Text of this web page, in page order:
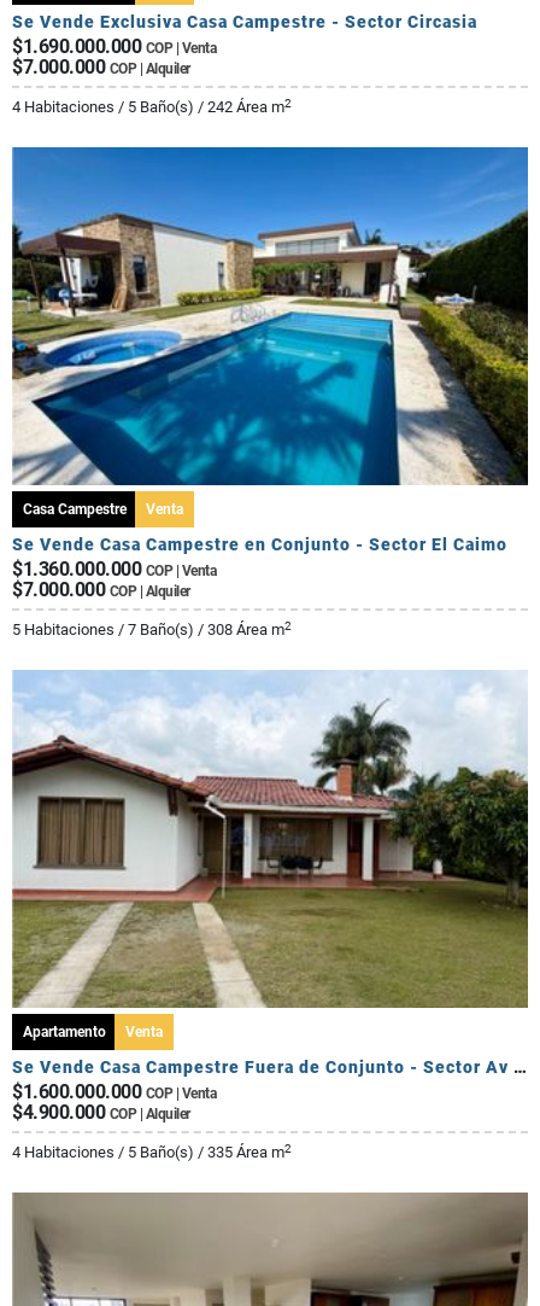
Se Vende Exclusiva Casa Campestre - Sector Circasia
$1.690.000.000 COP | Venta
$7.000.000 COP | Alquiler
4 Habitaciones / 5 Baño(s) / 242 Área m2
Casa Campestre Venta
Se Vende Casa Campestre en Conjunto - Sector El Caimo
$1.360.000.000 COP | Venta
$7.000.000 COP | Alquiler
5 Habitaciones / 7 Baño(s) / 308 Área m2
Apartamento Venta
Se Vende Casa Campestre Fuera de Conjunto - Sector Av Centenario
$1.600.000.000 COP | Venta
$4.900.000 COP | Alquiler
4 Habitaciones / 5 Baño(s) / 335 Área m2